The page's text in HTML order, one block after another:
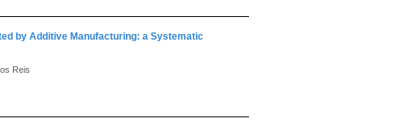
by Additive Manufacturing: a Systematic
Reis